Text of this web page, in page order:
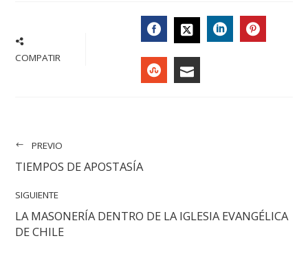
COMPATIR FACEBOOK
TWITTER
PREVIO
TIEMPOS DE APOSTASÍA
SIGUIENTE
LA MASONERÍA DENTRO DE LA IGLESIA EVANGÉLICA
DE CHILE